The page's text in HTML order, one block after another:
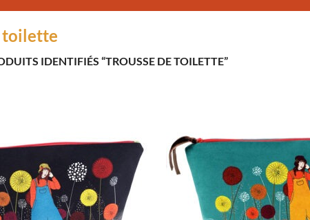
toilette
IDENTIFIÉS “TROUSSE DE TOILETTE”